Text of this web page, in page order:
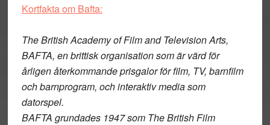
Kortfakta om Bafta:
The British Academy of Film and Television Arts,
BAFTA, en brittisk organisation som är värd för
årligen återkommande prisgalor för film, TV, barnfilm
och barnprogram, och interaktiv media som
datorspel.
BAFTA grundades 1947 som The British Film